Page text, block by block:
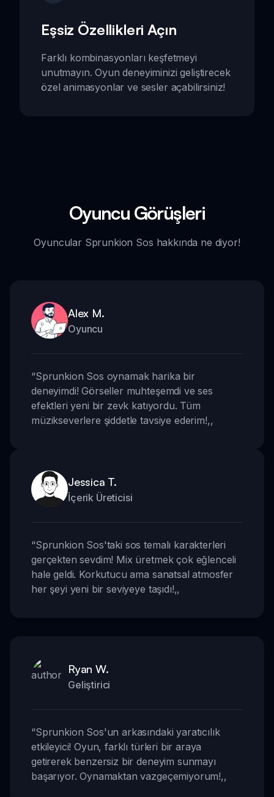
Eşsiz Özellikleri Açın
Farklı kombinasyonları keşfetmeyi
unutmayın. Oyun deneyiminizi geliştirecek
özel animasyonlar ve sesler açabilirsiniz!
Oyuncu Görüşleri
Oyuncular Sprunkion Sos hakkında ne diyor!
Alex M.
Oyuncu
“Sprunkion Sos oynamak harika bir
deneyimdi! Görseller muhteşemdi ve ses
efektleri yeni bir zevk katıyordu. Tüm
müzikseverlere şiddetle tavsiye ederim!,,
Jessica T.
İçerik Üreticisi
“Sprunkion Sos'taki sos temalı karakterleri
gerçekten sevdim! Mix üretmek çok eğlenceli
hale geldi. Korkutucu ama sanatsal atmosfer
her şeyi yeni bir seviyeye taşıdı!,,
Ryan W.
Geliştirici
“Sprunkion Sos'un arkasındaki yaratıcılık
etkileyici! Oyun, farklı türleri bir araya
getirerek benzersiz bir deneyim sunmayı
başarıyor. Oynamaktan vazgeçemiyorum!,,